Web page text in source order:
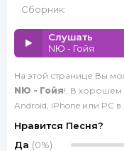
Сборник:
Слушать
NЮ - Гойя
На этой странице Вы
NЮ - Гойя!, В хорошем
Android, iPhone или PC
Нравится Песня?
Да (0%)